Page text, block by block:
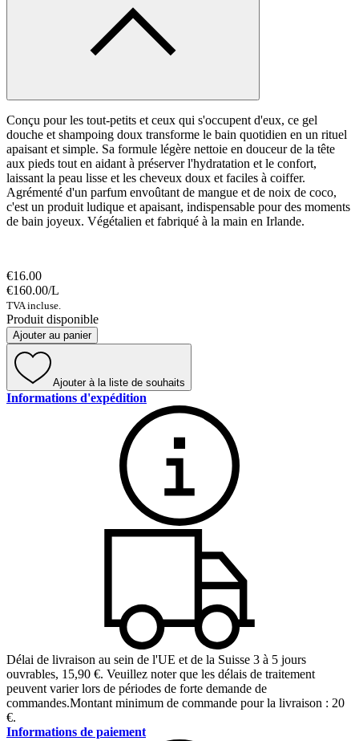
Conçu pour les tout-petits et ceux qui s'occupent d'eux, ce gel
douche et shampoing doux transforme le bain quotidien en un rituel
apaisant et simple. Sa formule légère nettoie en douceur de la tête
aux pieds tout en aidant à préserver l'hydratation et le confort,
laissant la peau lisse et les cheveux doux et faciles à coiffer.
Agrémenté d'un parfum envoûtant de mangue et de noix de coco,
c'est un produit ludique et apaisant, indispensable pour des moments
de bain joyeux. Végétalien et fabriqué à la main en Irlande.
€16.00
€160.00/L
TVA incluse.
Produit disponible
Ajouter au panier
Ajouter à la liste de souhaits
Informations d'expédition
Délai de livraison au sein de l'UE et de la Suisse 3 à 5 jours
ouvrables, 15,90 €. Veuillez noter que les délais de traitement
peuvent varier lors de périodes de forte demande de
commandes.Montant minimum de commande pour la livraison : 20
€.
Informations de paiement